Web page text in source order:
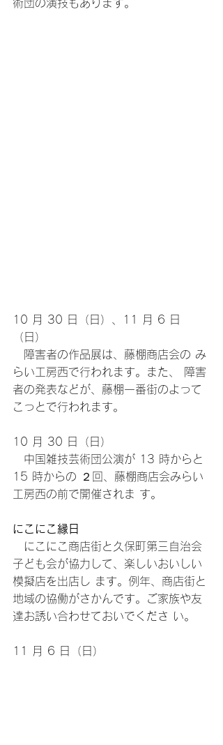
術団の演技もあります。
10 月 30 日（日）、11 月 6 日
（日）
障害者の作品展は、藤棚商店会の み
らい工房西で行われます。また、 障害
者の発表などが、藤棚一番街のよって
こっとで行われます。
10 月 30 日（日）
中国雑技芸術団公演が 13 時からと
15 時からの ２回、藤棚商店会みらい
工房西の前で開催されま す。
にこにこ縁日
にこにこ商店街と久保町第三自治会
子ども会が協力して、楽しいおいしい
模擬店を出店し ます。例年、商店街と
地域の協働がさかんです。ご家族や友
達お誘い合わせておいでくださ い。
11 月 6 日（日）